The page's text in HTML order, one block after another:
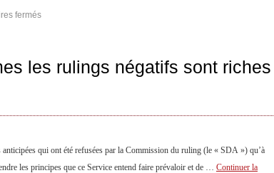
fermés
les rulings négatifs sont riches
qui ont été refusées par la Commission du ruling (le « SDA ») qu’à
les principes que ce Service entend faire prévaloir et de … Continuer la